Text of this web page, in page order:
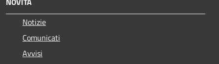
Notizie
Comunicati
Avvisi